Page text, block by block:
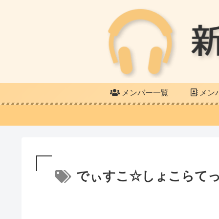
メンバー一覧 メン
でぃすこ☆しょこらて